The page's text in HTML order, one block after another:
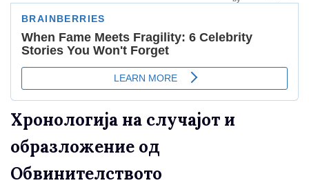
Хронологија на случајот и
образложение од
Обвинителството